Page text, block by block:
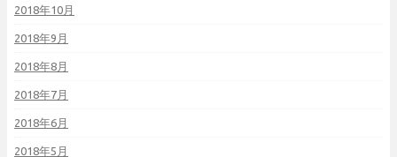
2018年10月
2018年9月
2018年8月
2018年7月
2018年6月
2018年5月